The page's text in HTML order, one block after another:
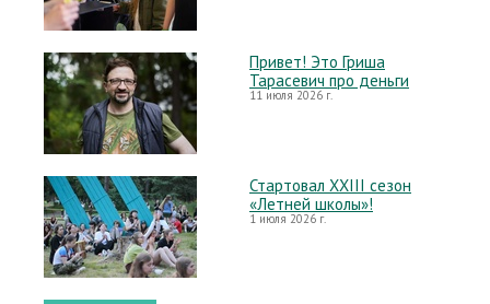
Привет! Это Гриша
Тарасевич про деньги
11 июля 2026 г.
Стартовал XXIII сезон
«Летней школы»!
1 июля 2026 г.